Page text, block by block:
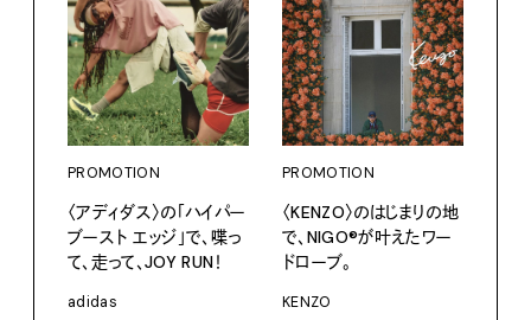
PROMOTION
〈アディダス〉の「ハイパー
ブースト エッジ」で、喋っ
て、走って、JOY RUN！
adidas
PROMOTION
〈KENZO〉のはじまりの地
で、NIGO®が叶えたワー
ドローブ。
KENZO